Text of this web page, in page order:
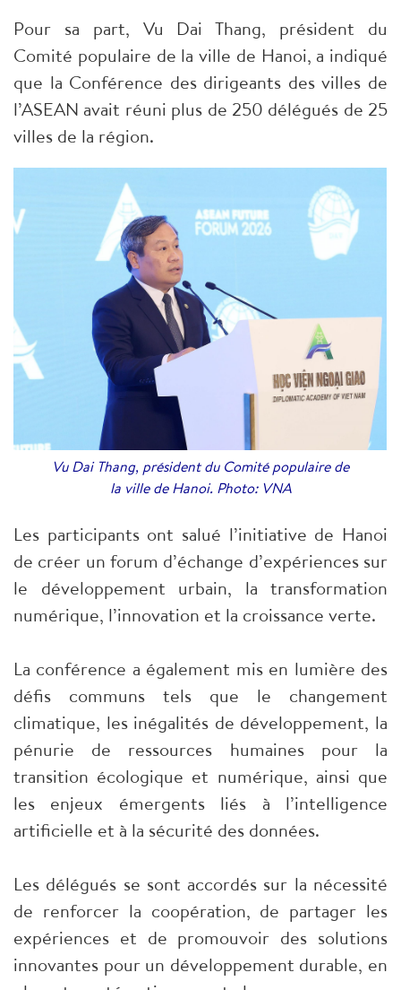
Pour sa part, Vu Dai Thang, président du
Comité populaire de la ville de Hanoi, a indiqué
que la Conférence des dirigeants des villes de
l’ASEAN avait réuni plus de 250 délégués de 25
villes de la région.
Vu Dai Thang, président du Comité populaire de
la ville de Hanoi. Photo: VNA
Les participants ont salué l’initiative de Hanoi
de créer un forum d’échange d’expériences sur
le développement urbain, la transformation
numérique, l’innovation et la croissance verte.
La conférence a également mis en lumière des
défis communs tels que le changement
climatique, les inégalités de développement, la
pénurie de ressources humaines pour la
transition écologique et numérique, ainsi que
les enjeux émergents liés à l’intelligence
artificielle et à la sécurité des données.
Les délégués se sont accordés sur la nécessité
de renforcer la coopération, de partager les
expériences et de promouvoir des solutions
innovantes pour un développement durable, en